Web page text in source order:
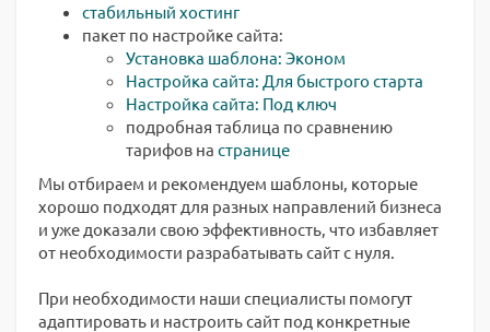
стабильный хостинг
пакет по настройке сайта:
Установка шаблона: Эконом
Настройка сайта: Для быстрого старта
Настройка сайта: Под ключ
подробная таблица по сравнению
тарифов на странице
Мы отбираем и рекомендуем шаблоны, которые
хорошо подходят для разных направлений бизнеса
и уже доказали свою эффективность, что избавляет
от необходимости разрабатывать сайт с нуля.
При необходимости наши специалисты помогут
адаптировать и настроить сайт под конкретные